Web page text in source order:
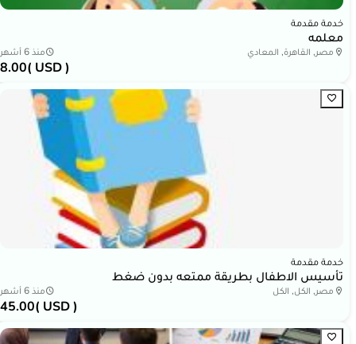
خدمة مقدمة
معلمه
مصر, القاهرة, المعادي منذ 6 أشهر
8.00 ( USD )
خدمة مقدمة
تأسيس الاطفال بطريقة ممتعه بدون ضغط
مصر, الكل, الكل منذ 6 أشهر
45.00 ( USD )